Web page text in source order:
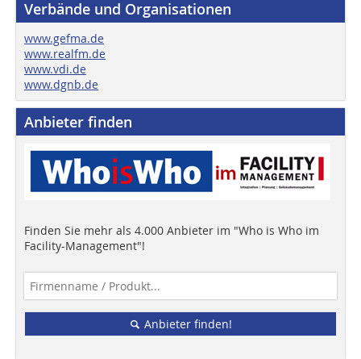
Verbände und Organisationen
www.gefma.de
www.realfm.de
www.vdi.de
www.dgnb.de
Anbieter finden
Finden Sie mehr als 4.000 Anbieter im "Who is Who im
Facility-Management"!
Anbieter finden!